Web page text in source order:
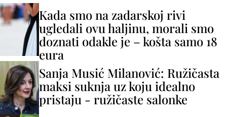
Kada smo na zadarskoj rivi
ugledali ovu haljinu, morali smo
doznati odakle je – košta samo 18
eura
Sanja Musić Milanović: Ružičasta
maksi suknja uz koju idealno
pristaju - ružičaste salonke